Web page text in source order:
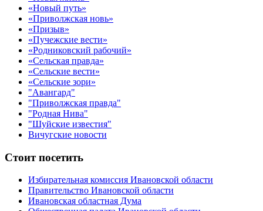
«Новый путь»
«Приволжская новь»
«Призыв»
«Пучежские вести»
«Родниковский рабочий»
«Сельская правда»
«Сельские вести»
«Сельские зори»
"Авангард"
"Приволжская правда"
"Родная Нива"
"Шуйские известия"
Вичугские новости
Стоит посетить
Избирательная комиссия Ивановской области
Правительство Ивановской области
Ивановская областная Дума